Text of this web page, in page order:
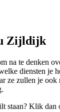
Zijldijk
na te denken
diensten
zullen je
staan? Klik dan